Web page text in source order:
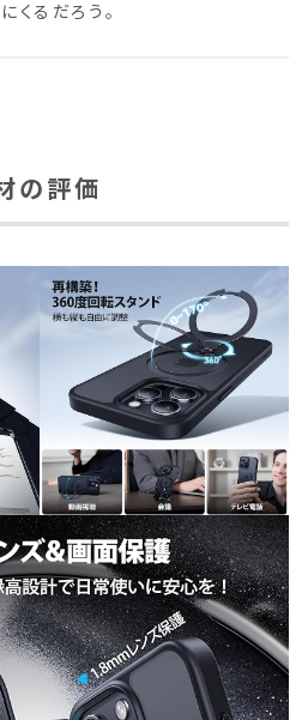
るだろう。
の評価